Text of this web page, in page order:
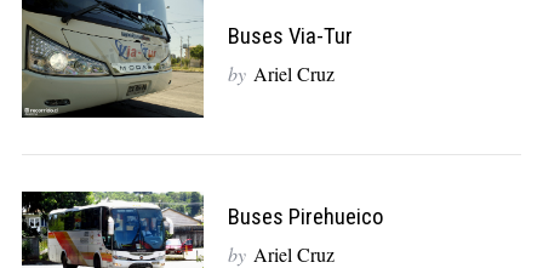
Buses Via-Tur
by Ariel Cruz
Buses Pirehueico
by Ariel Cruz